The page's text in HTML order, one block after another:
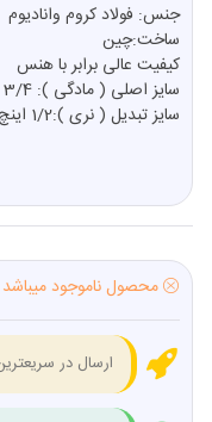
جنس: فولاد کروم وانادیوم
ساخت:چین
کیفیت عالی برابر با هنس
سایز اصلی ( مادگی ): 3/4 اینچ
سایز تبدیل ( نری ):1/2
اینچ
محصول ناموجود میباشد
ارسال در